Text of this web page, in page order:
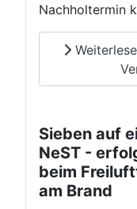
Nachholtermin
Sieben auf
NeST -
beim
am Brand